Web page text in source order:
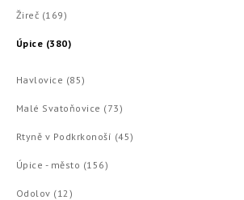
Žireč (169)
Úpice (380)
Havlovice (85)
Malé Svatoňovice (73)
Rtyně v Podkrkonoší (45)
Úpice - město (156)
Odolov (12)